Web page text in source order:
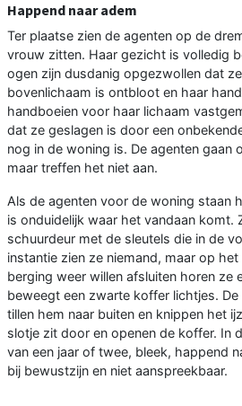
Happend naar adem
Ter plaatse zien de agenten op de
vrouw zitten. Haar gezicht is volledig
ogen zijn dusdanig opgezwollen dat
bovenlichaam is ontbloot en haar
handboeien voor haar lichaam
dat ze geslagen is door een
nog in de woning is. De agenten gaan
maar treffen het niet aan.
Als de agenten voor de woning staan
is onduidelijk waar het vandaan komt.
schuurdeur met de sleutels die in de
instantie zien ze niemand, maar op
berging weer willen afsluiten horen ze
beweegt een zwarte koffer lichtjes.
tillen hem naar buiten en knippen het
slotje zit door en openen de koffer. In
van een jaar of twee, bleek, happend
bij bewustzijn en niet aanspreekbaar.